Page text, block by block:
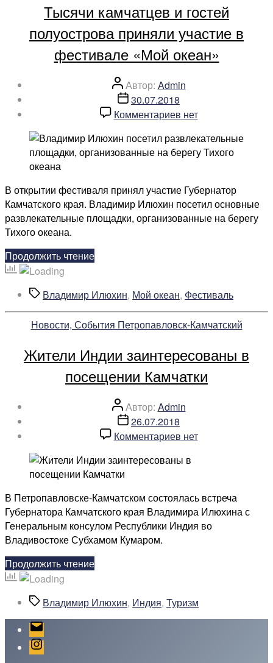
рабочую
встречу
с
сотрудниками
Кроноцкого
заповедника»
Тысячи камчатцев и гостей
полуострова приняли участие в
фестивале «Мой океан»
Автор
записи
Автор: Admin
Дата
записи
30.07.2018
Комментариевк
Тысячи
камчатцев
гостей
полуострова
приняли
участие
нет
В открытии фестиваля принял участие Губернатор
Камчатского края. Владимир Илюхин посетил основные
развлекательные площадки, организованные на берегу
Тихого океана.
Продолжить чтение«Тысячи
гостей
полуострова
приняли
в
фестивале
«Мой
океан»»
МеткиВладимир Илюхин, Мой океан, Фестиваль
Рубрики
Новости, События Петропавловск-Камчатский
Жители Индии заинтересованы в
посещении Камчатки
Автор
записи
Автор: Admin
Дата
записи
26.07.2018
Комментариевк
Жители
в
посещении
Камчатки
нет
В Петропавловске-Камчатском состоялась встреча
Губернатора Камчатского края Владимира Илюхина с
Генеральным консулом Республики Индия во
Владивостоке Субхамом Кумаром.
Продолжить чтение«Жители
в
посещении
МеткиВладимир Илюхин, Индия, Туризм
Email
Instagram